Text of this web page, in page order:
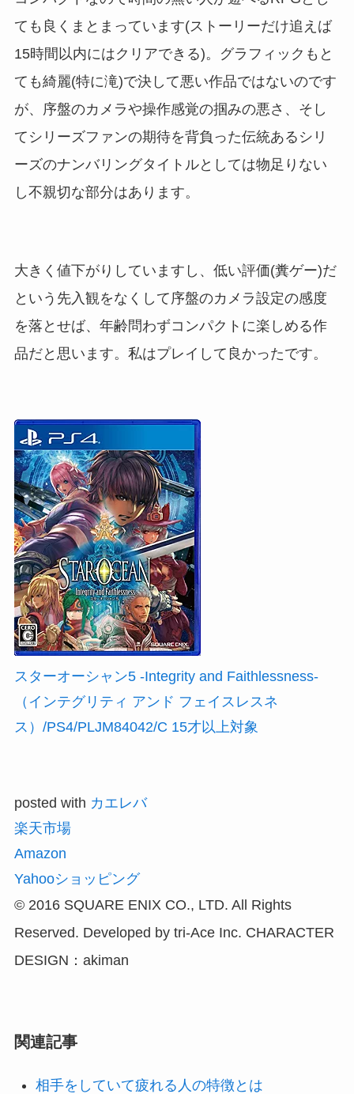
ても良くまとまっています(ストーリーだけ追えば
15時間以内にはクリアできる)。グラフィックもと
ても綺麗(特に滝)で決して悪い作品ではないのです
が、序盤のカメラや操作感覚の掴みの悪さ、そし
てシリーズファンの期待を背負った伝統あるシリ
ーズのナンバリングタイトルとしては物足りない
し不親切な部分はあります。
大きく値下がりしていますし、低い評価(糞ゲー)だ
という先入観をなくして序盤のカメラ設定の感度
を落とせば、年齢問わずコンパクトに楽しめる作
品だと思います。私はプレイして良かったです。
スターオーシャン5 -Integrity and Faithlessness-
（インテグリティ アンド フェイスレスネ
ス）/PS4/PLJM84042/C 15才以上対象
posted with カエレバ
楽天市場
Amazon
Yahooショッピング
© 2016 SQUARE ENIX CO., LTD. All Rights
Reserved. Developed by tri-Ace Inc. CHARACTER
DESIGN：akiman
関連記事
相手をしていて疲れる人の特徴とは